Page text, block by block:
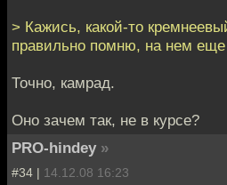
> Кажись, какой-то
правильно помню, на нем
Точно, камрад.
Оно зачем так, не в курсе?
PRO-hindey »
#34 | 14.12.08 16:23